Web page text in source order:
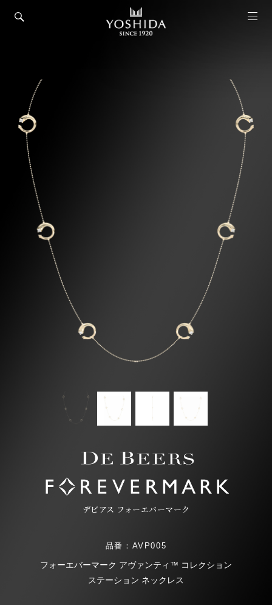
デビアス フォーエバーマーク
品番：AVP005
フォーエバーマーク アヴァンティ™ コレクション
ステーション ネックレス